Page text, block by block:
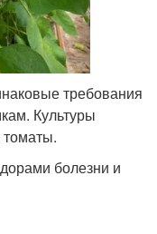
требования
Культуры
болезни и